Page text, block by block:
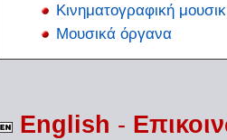
Κινηματογραφική
Μουσικά όργανα
English -